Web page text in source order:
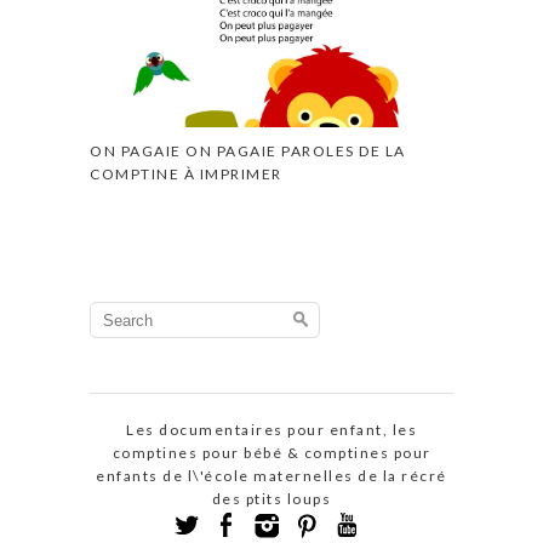
ON PAGAIE ON PAGAIE PAROLES DE LA
COMPTINE À IMPRIMER
Search
for:
Les documentaires pour enfant, les
comptines pour bébé & comptines pour
enfants de l\'école maternelles de la récré
des ptits loups